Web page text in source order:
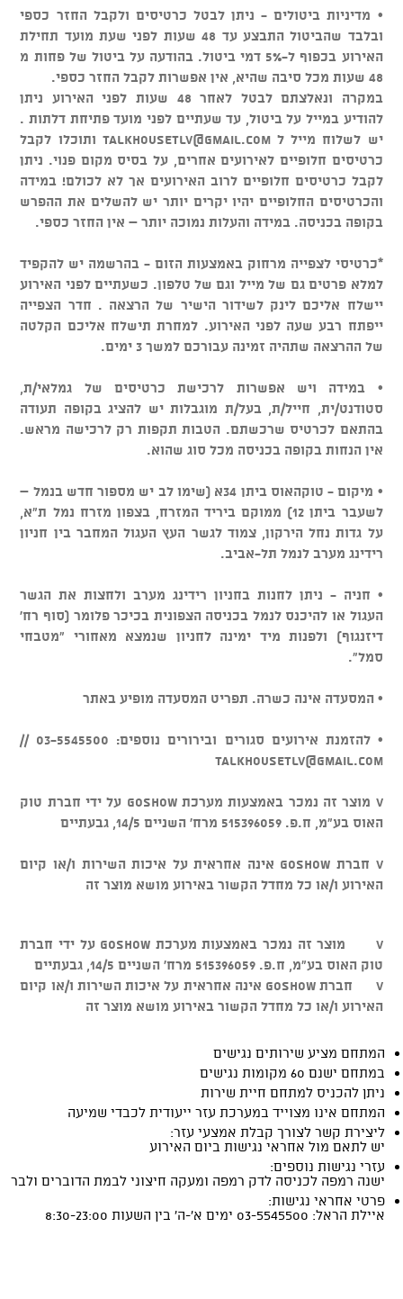
• מדיניות ביטולים - ניתן לבטל כרטיסים ולקבל החזר כספי
ובלבד שהביטול התבצע עד 48 שעות לפני שעת מועד תחילת
האירוע בכפוף ל-5% דמי ביטול. בהודעה על ביטול של פחות מ
48 שעות מכל סיבה שהיא, אין אפשרות לקבל החזר כספי.
במקרה ונאלצתם לבטל לאחר 48 שעות לפני האירוע ניתן
להודיע במייל על ביטול, עד שעתיים לפני מועד פתיחת דלתות .
יש לשלוח מייל לtalkhousetlv@gmail.com ותוכלו לקבל
כרטיסים חלופיים לאירועים אחרים, על בסיס מקום פנוי. ניתן
לקבל כרטיסים חלופיים לרוב האירועים אך לא לכולם! במידה
והכרטיסים החלופיים יהיו יקרים יותר יש להשלים את ההפרש
בקופה בכניסה. במידה והעלות נמוכה יותר – אין החזר כספי.
*כרטיסי לצפייה מרחוק באמצעות הזום - בהרשמה יש להקפיד
למלא פרטים גם של מייל וגם של טלפון. כשעתיים לפני האירוע
יישלח אליכם לינק לשידור הישיר של הרצאה . חדר הצפייה
ייפתח רבע שעה לפני האירוע. למחרת תישלח אליכם הקלטה
של ההרצאה שתהיה זמינה עבורכם למשך 3 ימים.
• במידה ויש אפשרות לרכישת כרטיסים של גמלאי/ת,
סטודנט/ית, חייל/ת, בעל/ת מוגבלות יש להציג בקופה תעודה
בהתאם לכרטיס שרכשתם. הטבות תקפות רק לרכישה מראש.
אין הנחות בקופה בכניסה מכל סוג שהוא.
• מיקום - טוקהאוס ביתן 34א (שימו לב יש מספור חדש בנמל –
לשעבר ביתן 12) ממוקם ביריד המזרח, בצפון מזרח נמל ת"א,
על גדות נחל הירקון, צמוד לגשר העץ העגול המחבר בין חניון
רידינג מערב לנמל תל-אביב.
• חניה - ניתן לחנות בחניון רידינג מערב ולחצות את הגשר
העגול או להיכנס לנמל בכניסה הצפונית בכיכר פלומר (סוף רח'
דיזנגוף) ולפנות מיד ימינה לחניון שנמצא מאחורי "מטבחי
סמל".
• המסעדה אינה כשרה. תפריט המסעדה מופיע באתר
• להזמנת אירועים סגורים ובירורים נוספים: 03-5545500 //
talkhousetlv@gmail.com
v מוצר זה נמכר באמצעות מערכת GOSHOW על ידי חברת טוק
האוס בע"מ, ח.פ. 515396059 מרח' השניים 14/5, גבעתיים
v חברת GOSHOW אינה אחראית על איכות השירות ו/או קיום
האירוע ו/או כל מחדל הקשור באירוע מושא מוצר זה
v מוצר זה נמכר באמצעות מערכת GOSHOW על ידי חברת
טוק האוס בע"מ, ח.פ. 515396059 מרח' השניים 14/5, גבעתיים
v חברת GOSHOW אינה אחראית על איכות השירות ו/או קיום
האירוע ו/או כל מחדל הקשור באירוע מושא מוצר זה
המתחם מציע שירותים נגישים
במתחם ישנם 60 מקומות נגישים
ניתן להכניס למתחם חיית שירות
המתחם אינו מצוייד במערכת עזר ייעודית לכבדי שמיעה
ליצירת קשר לצורך קבלת אמצעי עזר:
יש לתאם מול אחראי נגישות ביום האירוע
עזרי נגישות נוספים:
ישנה רמפה לכניסה לדק רמפה ומעקה חיצוני לבמת הדוברים ולבר
פרטי אחראי נגישות:
איילת הראל: 03-5545500 ימים א'-ה' בין השעות 8:30-23:00